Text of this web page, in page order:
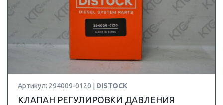
Артикул: 294009-0120 | DISTOCK
КЛАПАН РЕГУЛИРОВКИ ДАВЛЕНИЯ